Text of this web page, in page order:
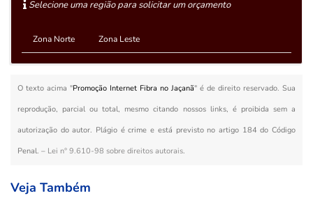
Selecione uma região para solicitar um orçamento
Zona Norte Zona Leste
O texto acima "Promoção Internet Fibra no Jaçanã" é de direito reservado. Sua
reprodução, parcial ou total, mesmo citando nossos links, é proibida sem a
autorização do autor. Plágio é crime e está previsto no artigo 184 do Código
Penal. – Lei n° 9.610-98 sobre direitos autorais.
Veja Também